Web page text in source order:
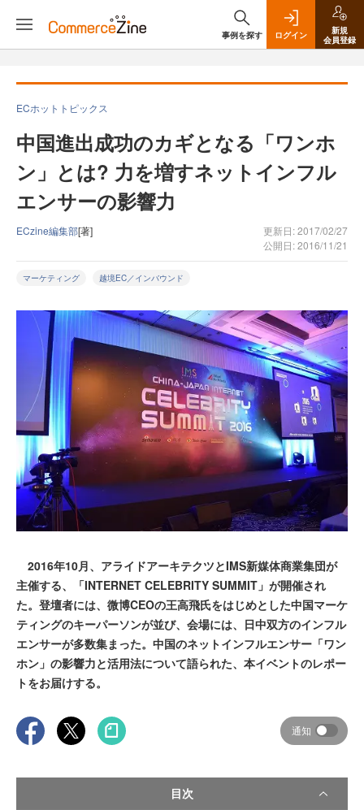
事例を探す ログイン
新規
会員登録
ECホットトピックス
中国進出成功のカギとなる「ワンホ
ン」とは? 力を増すネットインフル
エンサーの影響力
ECzine編集部[著]
更新日: 2017/02/27
公開日: 2016/11/21
マーケティング 越境EC／インバウンド
2016年10月、アライドアーキテクツとIMS新媒体商業集団が
主催する、「INTERNET CELEBRITY SUMMIT」が開催され
た。登壇者には、微博CEOの王高飛氏をはじめとした中国マーケ
ティングのキーパーソンが並び、会場には、日中双方のインフル
エンサーが多数集まった。中国のネットインフルエンサー「ワン
ホン」の影響力と活用法について語られた、本イベントのレポー
トをお届けする。
通知
目次